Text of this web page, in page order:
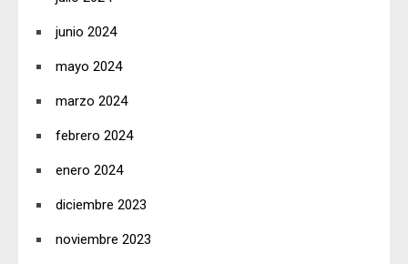
junio 2024
mayo 2024
marzo 2024
febrero 2024
enero 2024
diciembre 2023
noviembre 2023